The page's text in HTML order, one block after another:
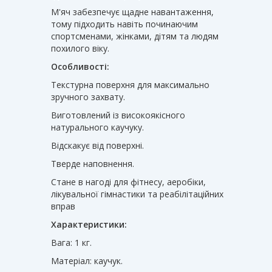
М'яч забезпечує щадне навантаження,
тому підходить навіть починаючим
спортсменами, жінками, дітям та людям
похилого віку.
Особливості:
Текстурна поверхня для максимально
зручного захвату.
Виготовлений із високоякісного
натурального каучуку.
Відскакує від поверхні.
Тверде наповнення.
Стане в нагоді для фітнесу, аеробіки,
лікувальної гімнастики та реабілітаційних
вправ
Характеристики:
Вага: 1 кг.
Матеріал: каучук.